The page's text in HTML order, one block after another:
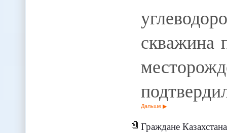
скважина
Дальше
Граждане Казахстана